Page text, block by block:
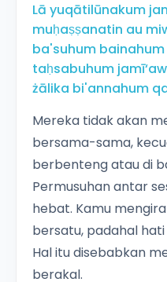
Lā yuqātilūnakum
muḥaṣṣanatin au
ba'suhum
taḥsabuhum
żālika bi'annahum
Mereka tidak akan
bersama-sama,
berbenteng atau di
Permusuhan antar
hebat. Kamu
bersatu, padahal
Hal itu disebabkan
berakal.